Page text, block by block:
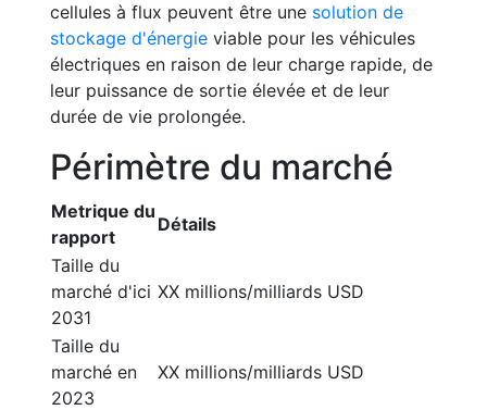
cellules à flux peuvent être une solution de
stockage d'énergie viable pour les véhicules
électriques en raison de leur charge rapide, de
leur puissance de sortie élevée et de leur
durée de vie prolongée.
Périmètre du marché
Metrique du
rapport
Détails
Taille du
marché d'ici
2031
XX millions/milliards USD
Taille du
marché en
2023
XX millions/milliards USD